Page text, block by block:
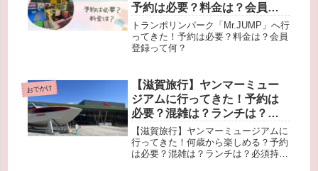
予約は必要？料金は？会員登
録って何？
トランポリンパーク「Mr.JUMP」へ行
ってきた！予約は必要？料金は？会員
登録って何？
おでかけ
【滋賀旅行】ヤンマーミュー
ジアムに行ってきた！予約は
必要？混雑は？ランチは？必
須持ち物あり！
【滋賀旅行】ヤンマーミュージアムに
行ってきた！何歳から楽しめる？予約
は必要？混雑は？ランチは？必須持ち